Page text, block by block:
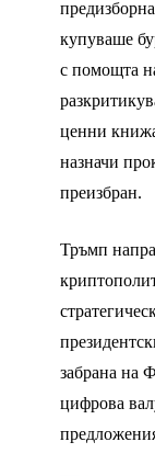
купуваше
с помощта
ценни
назначи
преизбран.
Тръмп
забрана на
цифрова